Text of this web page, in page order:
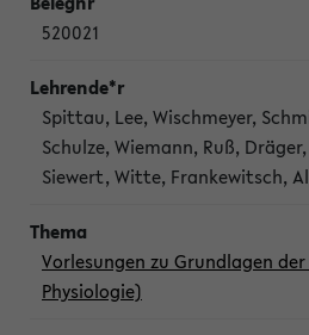
520021
Spittau, Lee, Wischmeyer,
Schulze, Wiemann, Ruß,
Siewert, Witte, Frankewitsch,
Vorlesungen zu Grundlagen
Physiologie)